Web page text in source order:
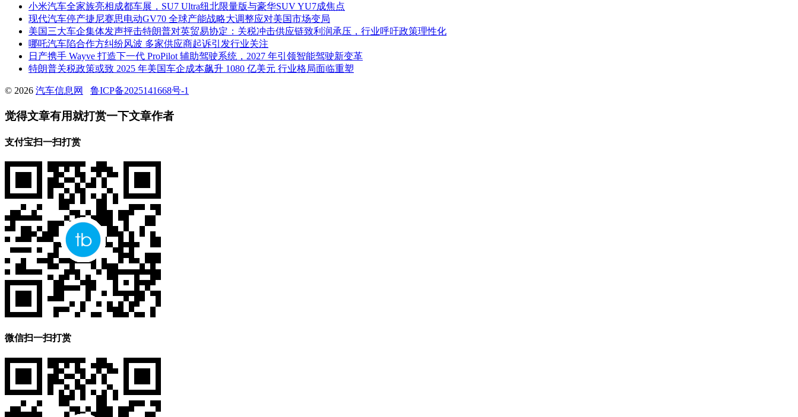
小米汽车全家族亮相成都车展，SU7 Ultra纽北限量版与豪华SUV YU7成焦点
现代汽车停产捷尼赛思电动GV70 全球产能战略大调整应对美国市场变局
美国三大车企集体发声抨击特朗普对英贸易协定：关税冲击供应链致利润承压，行业呼吁政策理性化
哪吒汽车陷合作方纠纷风波 多家供应商起诉引发行业关注
日产携手 Wayve 打造下一代 ProPilot 辅助驾驶系统，2027 年引领智能驾驶新变革
特朗普关税政策或致 2025 年美国车企成本飙升 1080 亿美元 行业格局面临重塑
© 2026 汽车信息网 鲁ICP备2025141668号-1
觉得文章有用就打赏一下文章作者
支付宝扫一扫打赏
微信扫一扫打赏